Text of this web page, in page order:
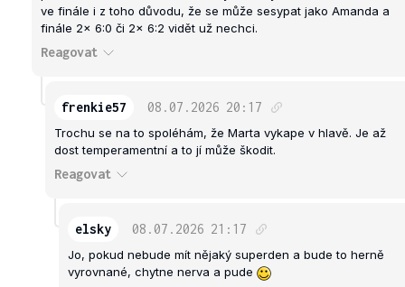
ve finále i z toho důvodu, že se může sesypat jako Amanda a
finále 2x 6:0 či 2x 6:2 vidět už nechci.
Reagovat
frenkie57 08.07.2026 20:17
Trochu se na to spoléhám, že Marta vykape v hlavě. Je až
dost temperamentní a to jí může škodit.
Reagovat
elsky 08.07.2026 21:17
Jo, pokud nebude mít nějaký superden a bude to herně
vyrovnané, chytne nerva a pude